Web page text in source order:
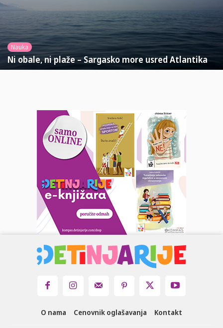
Nauka
Ni obale, ni plaže – Sargasko more usred Atlantika
O nama Cenovnik oglašavanja Kontakt